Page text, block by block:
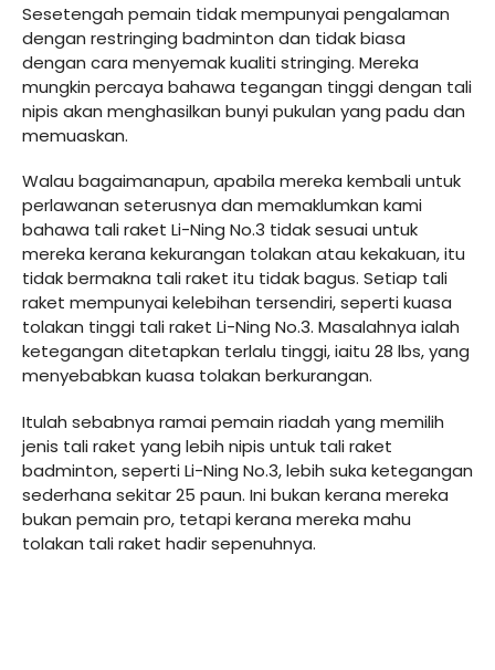
Sesetengah pemain tidak mempunyai pengalaman
dengan restringing badminton dan tidak biasa
dengan cara menyemak kualiti stringing. Mereka
mungkin percaya bahawa tegangan tinggi dengan tali
nipis akan menghasilkan bunyi pukulan yang padu dan
memuaskan.
Walau bagaimanapun, apabila mereka kembali untuk
perlawanan seterusnya dan memaklumkan kami
bahawa tali raket Li-Ning No.3 tidak sesuai untuk
mereka kerana kekurangan tolakan atau kekakuan, itu
tidak bermakna tali raket itu tidak bagus. Setiap tali
raket mempunyai kelebihan tersendiri, seperti kuasa
tolakan tinggi tali raket Li-Ning No.3. Masalahnya ialah
ketegangan ditetapkan terlalu tinggi, iaitu 28 lbs, yang
menyebabkan kuasa tolakan berkurangan.
Itulah sebabnya ramai pemain riadah yang memilih
jenis tali raket yang lebih nipis untuk tali raket
badminton, seperti Li-Ning No.3, lebih suka ketegangan
sederhana sekitar 25 paun. Ini bukan kerana mereka
bukan pemain pro, tetapi kerana mereka mahu
tolakan tali raket hadir sepenuhnya.